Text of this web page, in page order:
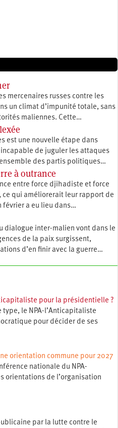
mercenaires russes contre les
un climat d’impunité totale, sans
maliennes. Cette…
est une nouvelle étape dans
de juguler les attaques
des partis politiques…
à outrance
entre force djihadiste et force
qui améliorerait leur rapport de
février a eu lieu dans…
dialogue inter-malien vont dans le
de la paix surgissent,
d’en finir avec la guerre…
pour la présidentielle ?
type, le NPA-l’Anticapitaliste
pour décider de ses
orientation commune pour 2027
nationale du NPA-
orientations de l’organisation
par la lutte contre le